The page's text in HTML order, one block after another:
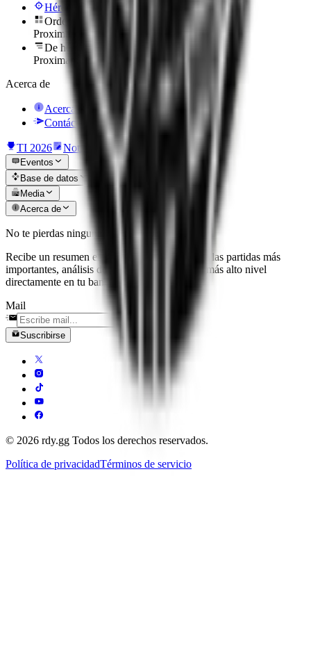
Héroe del día
Ordénalos
Proximamente
De héroe a cero
Proximamente
Acerca de
Acerca de nosotros
Contáctanos
TI 2026 Noticias
Eventos
Base de datos
Media
Acerca de
No te pierdas ninguna actualización
Recibe un resumen elegante y seleccionado de las partidas más
importantes, análisis de parches y noticias del más alto nivel
directamente en tu bandeja de entrada.
Mail
Suscribirse
© 2026 rdy.gg Todos los derechos reservados.
Política de privacidadTérminos de servicio